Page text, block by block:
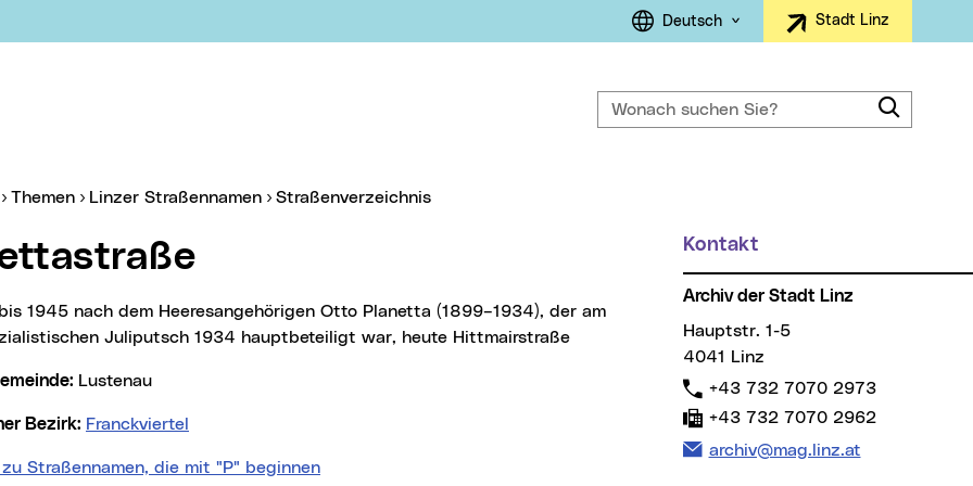
Sprachauswahl
Deutsch Stadt Linz
Wonach suchen Sie?
Themen Linzer Straßennamen Straßenverzeichnis(aktueller Menüpunkt)
Juliputsch 1934 hauptbeteiligt war, heute Hittmairstraße
Lustenau
Bezirk: Franckviertel
Straßennamen, die mit "P" beginnen
Weitere Informationen
Kontakt
Archiv der Stadt Linz
Hauptstr. 1-5
4041 Linz
Telefon:
+43 732 7070 2973
Fax:
+43 732 7070 2962
E-Mail Adresse:
archiv@mag.linz.at